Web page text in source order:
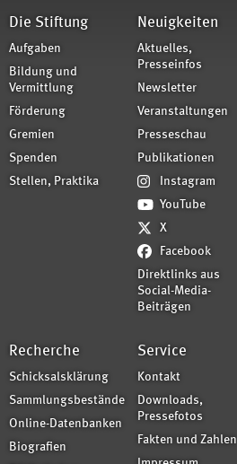
Die Stiftung
Aufgaben
Bildung und
Vermittlung
Förderung
Gremien
Spenden
Stellen, Praktika
Neuigkeiten
Aktuelles,
Presseinfos
Newsletter
Veranstaltungen
Presseschau
Publikationen
Instagram
YouTube
X
Facebook
Direktlinks aus
Social-Media-
Beiträgen
Recherche
Schicksalsklärung
Sammlungsbestände
Online-Datenbanken
Biografien
Service
Kontakt
Downloads,
Pressefotos
Fakten und Zahlen